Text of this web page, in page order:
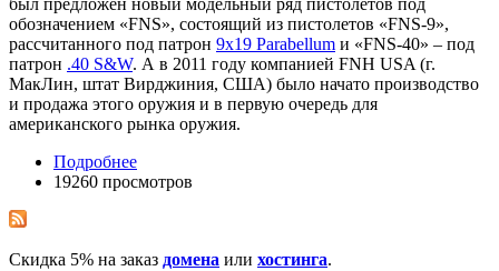
обозначением «FNS», состоящий из пистолетов «FNS-9»,
рассчитанного под патрон 9x19 Parabellum и «FNS-40» – под
патрон .40 S&W. А в 2011 году компанией FNH USA (г.
МакЛин, штат Вирджиния, США) было начато производство
и продажа этого оружия и в первую очередь для
американского рынка оружия.
Подробнее
19260 просмотров
Скидка 5% на заказ домена или хостинга.